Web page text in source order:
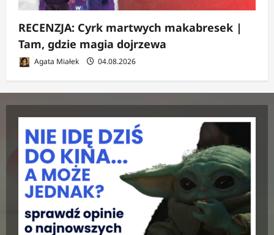
RECENZJA: Cyrk martwych makabresek |
Tam, gdzie magia dojrzewa
Agata Miałek 04.08.2026